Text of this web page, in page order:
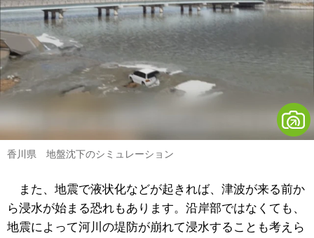
香川県 地盤沈下のシミュレーション
また、地震で液状化などが起きれば、津波が来る前か
ら浸水が始まる恐れもあります。沿岸部ではなくても、
地震によって河川の堤防が崩れて浸水することも考えら